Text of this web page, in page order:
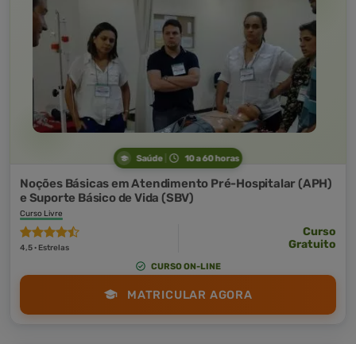
Saúde 10 a 60 horas
Noções Básicas em Atendimento Pré-Hospitalar (APH)
e Suporte Básico de Vida (SBV)
Curso Livre
4,5 · Estrelas
Curso
Gratuito
CURSO ON-LINE
MATRICULAR AGORA